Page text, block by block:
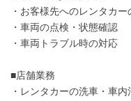
・お客様先へのレンタカ
・車両の点検・状態確認
・車両トラブル時の対応
■店舗業務
・レンタカーの洗車・車内